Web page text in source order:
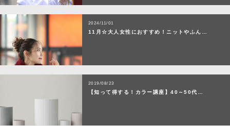
2024/11/01
11月☆大人女性におすすめ！ニットやふん…
2019/08/23
【知って得する！カラー講座】40～50代…